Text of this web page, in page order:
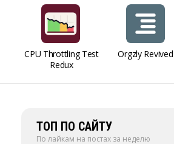
CPU Throttling Test
Redux
Orgzly Revived
ТОП ПО САЙТУ
По лайкам на постах за неделю